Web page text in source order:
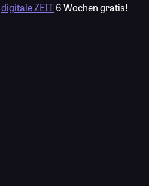
digitale ZEIT6 Wochen gratis!